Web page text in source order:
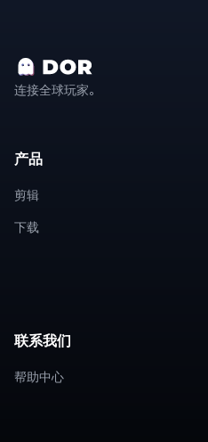
连接全球玩家。
产品
剪辑
下载
联系我们
帮助中心